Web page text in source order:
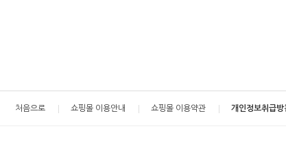
처음으로 쇼핑몰 이용안내 쇼핑몰 이용약관 개인정보취급방